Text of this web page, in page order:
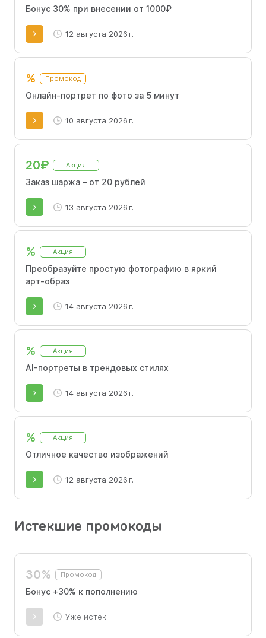
Бонус 30% при внесении от 1000₽
12 августа 2026 г.
% Промокод
Онлайн-портрет по фото за 5 минут
10 августа 2026 г.
20₽ Акция
Заказ шаржа – от 20 рублей
13 августа 2026 г.
% Акция
Преобразуйте простую фотографию в яркий
арт-образ
14 августа 2026 г.
% Акция
AI-портреты в трендовых стилях
14 августа 2026 г.
% Акция
Отличное качество изображений
12 августа 2026 г.
Истекшие промокоды
30% Промокод
Бонус +30% к пополнению
Уже истек